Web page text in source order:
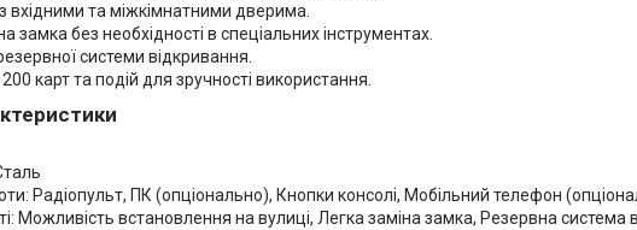
з вхідними та міжкімнатними дверима.
замка без необхідності в спеціальних інструментах.
системи відкривання.
карт та подій для зручності використання.
Радіопульт, ПК (опціонально), Кнопки консолі, Мобільний телефон
Можливість встановлення на вулиці, Легка заміна замка, Резервна система